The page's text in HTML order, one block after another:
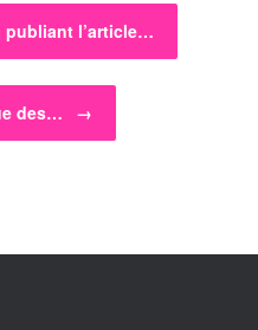
publiant l’article…
des… →